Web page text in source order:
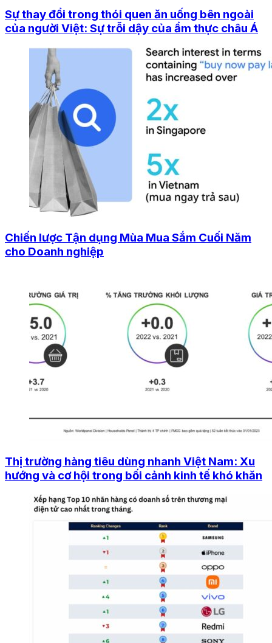
Sự thay đổi trong thói quen ăn uống bên ngoài
của người Việt: Sự trỗi dậy của ẩm thực châu Á
Chiến lược Tận dụng Mùa Mua Sắm Cuối Năm
cho Doanh nghiệp
Thị trường hàng tiêu dùng nhanh Việt Nam: Xu
hướng và cơ hội trong bối cảnh kinh tế khó khăn